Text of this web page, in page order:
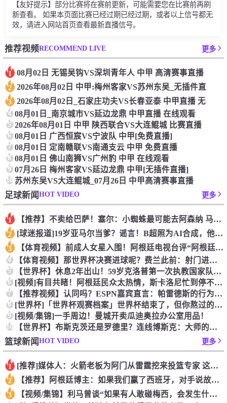
【友好提示】部分比赛将在赛前更新，可能需要您在比赛前再刷
新查看。 如果本页面比赛已经过期已经过期，或者以上信号都无
效，请进入网站首页查看最新直播信号。
推荐视频RECOMMEND LIVE 更多
1 08月02日 无锡吴钩VS深圳青年人 中甲 高清赛事直播
2 2026年08月02日 中甲:梅州客家VS苏州东吴_无插件直
3 2026年08月02日_石家庄功夫VS长春亚泰 中甲直播 无
4 08月01日_南京城市VS延边龙鼎 中甲直播 在线观看
5 2026年08月01日 中甲 陕西联合VS大连鲲城 比赛直播
6 08月01日 广西恒宸VS宁波队 中甲[免费直播]
7 08月01日 定南赣联VS南通支云 中甲 免费直播
8 08月01日 佛山南狮VS广州豹 中甲 在线观看
9 07月26日 梅州客家VS延边龙鼎 中甲[无插件直播]
10 苏州东吴VS大连鲲城_07月26日 中甲高清赛事直播
足球新闻HOT VIDEO 更多
1 【推荐】不卖给巴萨！塞尔：小蜘蛛最可能去阿森纳 马竞能得到约
2 [球迷报道]19岁亚马尔当爹？谣言！B超照为AI合成，他和女
3 【体育视频】前成人女星入围！阿根廷电视台评“阿根廷恐惧症”十
4 【体育视频】那世界杯决赛进球呢？费兰此前：射门进球就跟做那事
5 【世界杯】休息2年出山！59岁克洛普第一次执教国家队，将战欧
6 [视频]有目共睹！阿根廷民众太热情，斯卡洛尼忙到停不下来！
7 【推荐视频】认同吗？ESPN嘉宾直言：帕雷德斯的行为无法容忍
8 [世界杯]「世界杯观赛档案」世界杯结束了，但你熬过的每一个夜
9 [视频/集锦]一手周边！曼城开卖瓜迪奥拉办公室用品！
10 【世界杯】布斯克茨还是罗德里？连线博斯克：大师的选择会是谁？
篮球新闻HOT VIDEO 更多
1 [推荐]媒体人：火箭老板为阿门从雷霆挖来投篮专家 这次真是慷
2 【推荐】阿根廷博主：如果我们赢了西班牙，对手说故意放水，我们
3 【视频/集锦】利马曾谈“如果有人敢碰梅西，会发生什么”：这种